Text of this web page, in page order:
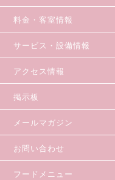
料金・客室情報
サービス・設備情報
アクセス情報
掲示板
メールマガジン
お問い合わせ
フードメニュー